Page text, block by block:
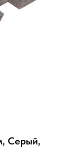
Серый,